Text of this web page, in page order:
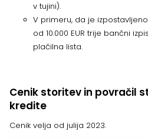
v tujini).
V primeru, da je
od 10.000 EUR trije bančni
plačilna lista.
Cenik storitev in povračil
kredite
Cenik velja od julija 2023.